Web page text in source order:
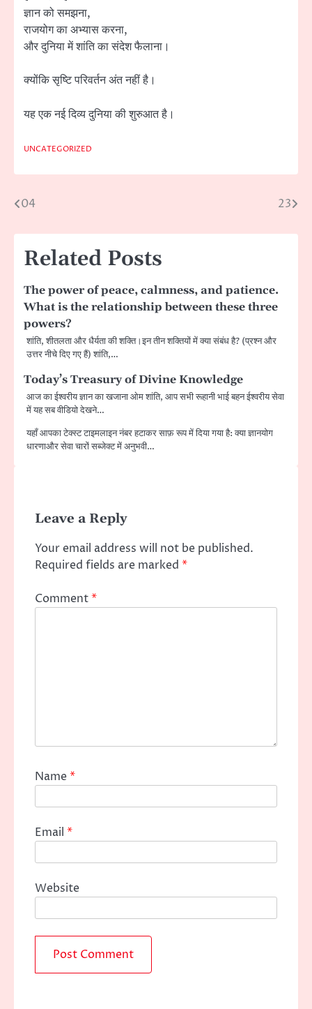
ज्ञान को समझना,
राजयोग का अभ्यास करना,
और दुनिया में शांति का संदेश फैलाना।
क्योंकि सृष्टि परिवर्तन अंत नहीं है।
यह एक नई दिव्य दुनिया की शुरुआत है।
UNCATEGORIZED
Post
navigation
04 23
Related Posts
The power of peace, calmness, and patience.
What is the relationship between these three
powers?
शांति, शीतलता और धैर्यता की शक्ति।इन तीन शक्तियों में क्या संबंध है? (प्रश्न और
उत्तर नीचे दिए गए हैं) शांति,…
Today’s Treasury of Divine Knowledge
आज का ईश्वरीय ज्ञान का खजाना ओम शांति, आप सभी रूहानी भाई बहन ईश्वरीय सेवा
में यह सब वीडियो देखने…
यहाँ आपका टेक्स्ट टाइमलाइन नंबर हटाकर साफ़ रूप में दिया गया है: क्या ज्ञानयोग
धारणाऔर सेवा चारों सब्जेक्ट में अनुभवी…
Leave a Reply
Your email address will not be published.
Required fields are marked *
Comment*
Name*
Email *
Website